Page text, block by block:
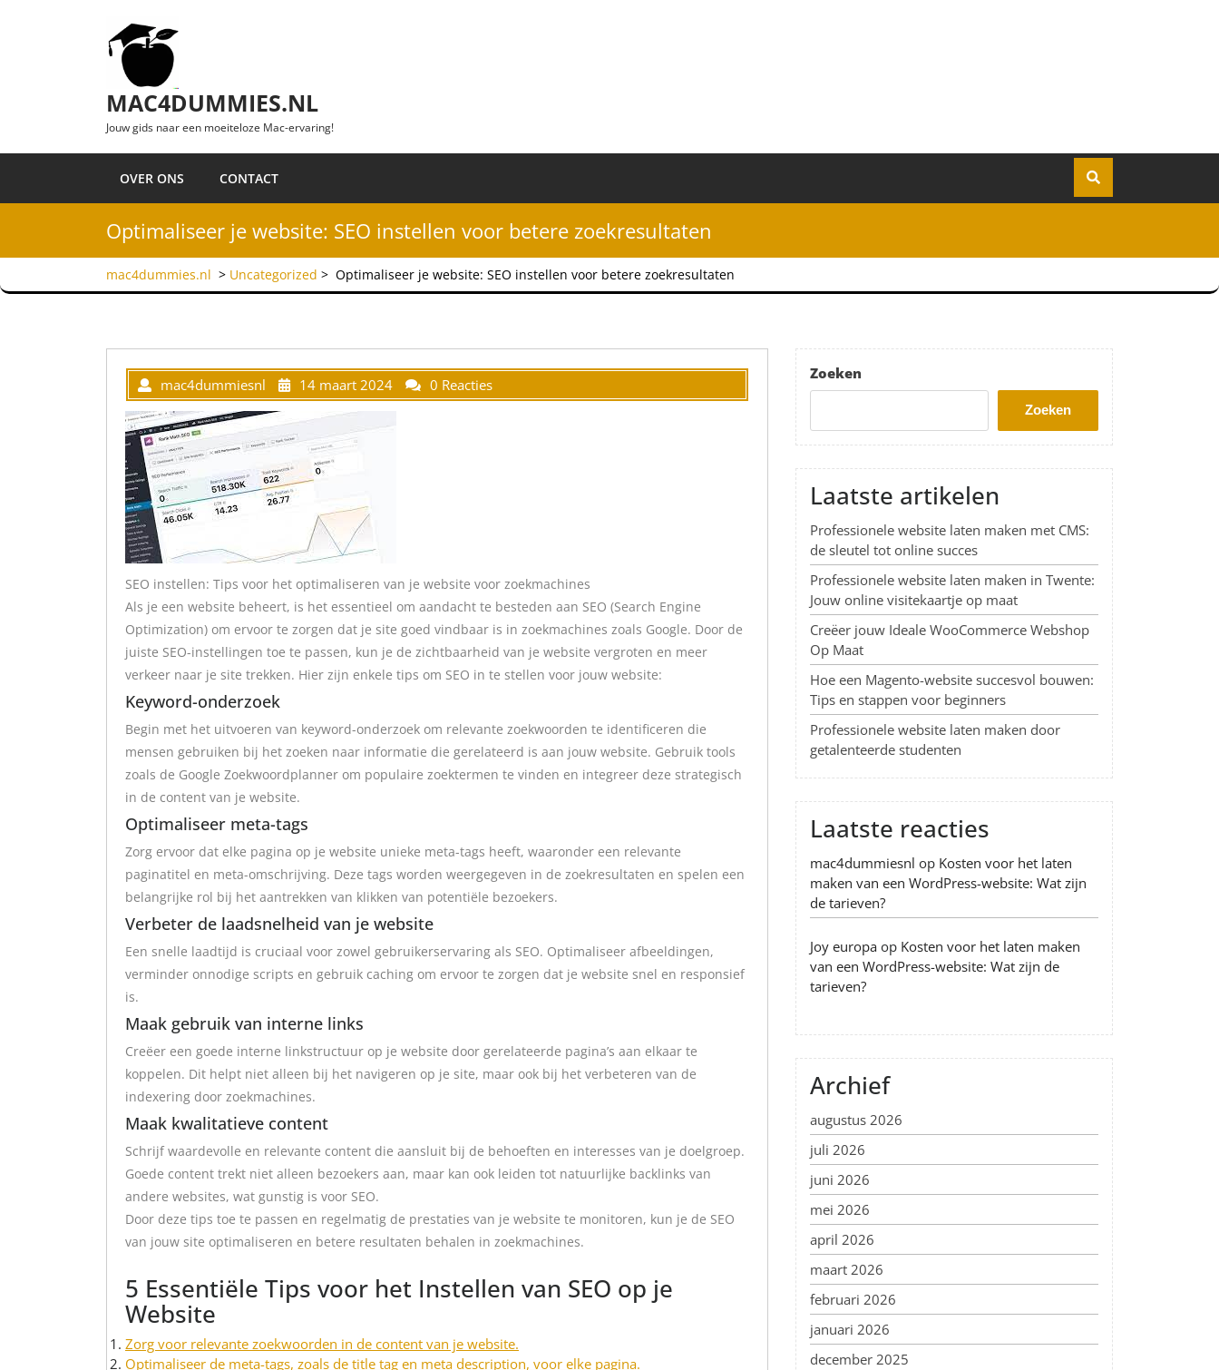
MAC4DUMMIES.NL
Jouw gids naar een moeiteloze Mac-ervaring!
OVER ONS CONTACT
Optimaliseer je website: SEO instellen voor betere zoekresultaten
mac4dummies.nl > Uncategorized > Optimaliseer je website: SEO instellen voor betere zoekresultaten
mac4dummiesnl 14 maart 2024 0 Reacties
SEO instellen: Tips voor het optimaliseren van je website voor zoekmachines
Als je een website beheert, is het essentieel om aandacht te besteden aan SEO (Search Engine
Optimization) om ervoor te zorgen dat je site goed vindbaar is in zoekmachines zoals Google. Door de
juiste SEO-instellingen toe te passen, kun je de zichtbaarheid van je website vergroten en meer
verkeer naar je site trekken. Hier zijn enkele tips om SEO in te stellen voor jouw website:
Keyword-onderzoek
Begin met het uitvoeren van keyword-onderzoek om relevante zoekwoorden te identificeren die
mensen gebruiken bij het zoeken naar informatie die gerelateerd is aan jouw website. Gebruik tools
zoals de Google Zoekwoordplanner om populaire zoektermen te vinden en integreer deze strategisch
in de content van je website.
Optimaliseer meta-tags
Zorg ervoor dat elke pagina op je website unieke meta-tags heeft, waaronder een relevante
paginatitel en meta-omschrijving. Deze tags worden weergegeven in de zoekresultaten en spelen een
belangrijke rol bij het aantrekken van klikken van potentiële bezoekers.
Verbeter de laadsnelheid van je website
Een snelle laadtijd is cruciaal voor zowel gebruikerservaring als SEO. Optimaliseer afbeeldingen,
verminder onnodige scripts en gebruik caching om ervoor te zorgen dat je website snel en responsief
is.
Maak gebruik van interne links
Creëer een goede interne linkstructuur op je website door gerelateerde pagina’s aan elkaar te
koppelen. Dit helpt niet alleen bij het navigeren op je site, maar ook bij het verbeteren van de
indexering door zoekmachines.
Maak kwalitatieve content
Schrijf waardevolle en relevante content die aansluit bij de behoeften en interesses van je doelgroep.
Goede content trekt niet alleen bezoekers aan, maar kan ook leiden tot natuurlijke backlinks van
andere websites, wat gunstig is voor SEO.
Door deze tips toe te passen en regelmatig de prestaties van je website te monitoren, kun je de SEO
van jouw site optimaliseren en betere resultaten behalen in zoekmachines.
5 Essentiële Tips voor het Instellen van SEO op je
Website
Zorg voor relevante zoekwoorden in de content van je website.
Optimaliseer de meta-tags, zoals de title tag en meta description, voor elke pagina.
Zoeken
Zoeken
Laatste artikelen
Professionele website laten maken met CMS:
de sleutel tot online succes
Professionele website laten maken in Twente:
Jouw online visitekaartje op maat
Creëer jouw Ideale WooCommerce Webshop
Op Maat
Hoe een Magento-website succesvol bouwen:
Tips en stappen voor beginners
Professionele website laten maken door
getalenteerde studenten
Laatste reacties
mac4dummiesnl op Kosten voor het laten
maken van een WordPress-website: Wat zijn
de tarieven?
Joy europa op Kosten voor het laten maken
van een WordPress-website: Wat zijn de
tarieven?
Archief
augustus 2026
juli 2026
juni 2026
mei 2026
april 2026
maart 2026
februari 2026
januari 2026
december 2025